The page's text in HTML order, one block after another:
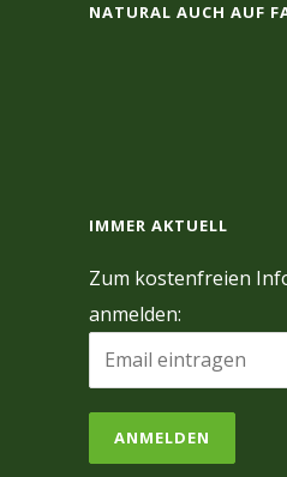
NATURAL AUCH AUF
IMMER AKTUELL
Zum kostenfreien
anmelden: